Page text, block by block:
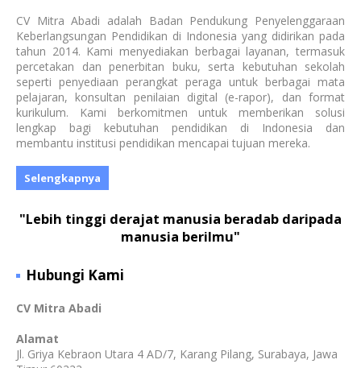
CV Mitra Abadi adalah Badan Pendukung Penyelenggaraan
Keberlangsungan Pendidikan di Indonesia yang didirikan pada
tahun 2014. Kami menyediakan berbagai layanan, termasuk
percetakan dan penerbitan buku, serta kebutuhan sekolah
seperti penyediaan perangkat peraga untuk berbagai mata
pelajaran, konsultan penilaian digital (e-rapor), dan format
kurikulum. Kami berkomitmen untuk memberikan solusi
lengkap bagi kebutuhan pendidikan di Indonesia dan
membantu institusi pendidikan mencapai tujuan mereka.
Selengkapnya
"Lebih tinggi derajat manusia beradab daripada
manusia berilmu"
Hubungi Kami
CV Mitra Abadi
Alamat
Jl. Griya Kebraon Utara 4 AD/7, Karang Pilang, Surabaya, Jawa